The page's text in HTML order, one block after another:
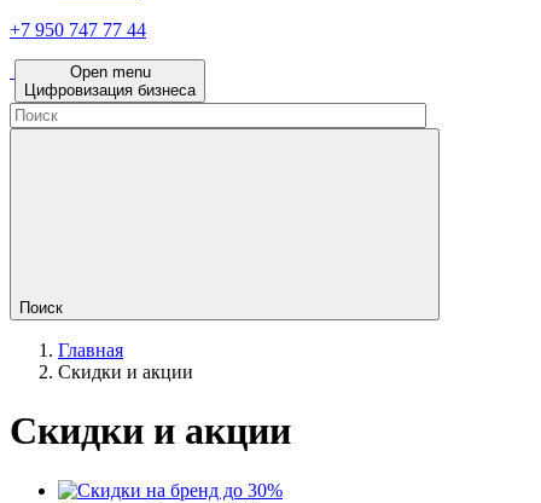
+7 950 747 77 44
Open menu
Цифровизация бизнеса
Поиск
Главная
Скидки и акции
Скидки и акции